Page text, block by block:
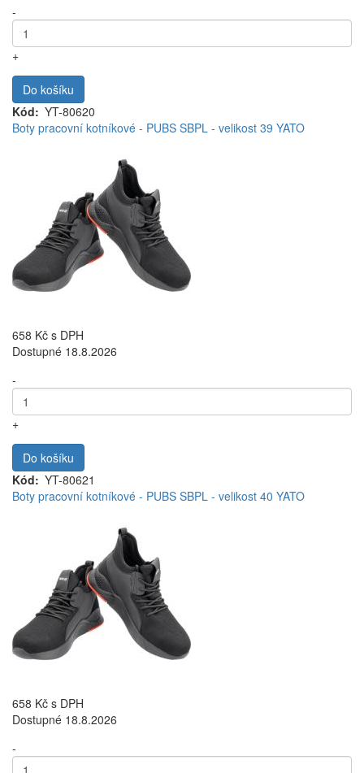
-
+
Do košíku
Kód
YT-80620
Boty pracovní kotníkové - PUBS SBPL - velikost 39 YATO
658 Kč s DPH
Dostupné 18.8.2026
-
+
Do košíku
Kód
YT-80621
Boty pracovní kotníkové - PUBS SBPL - velikost 40 YATO
658 Kč s DPH
Dostupné 18.8.2026
-